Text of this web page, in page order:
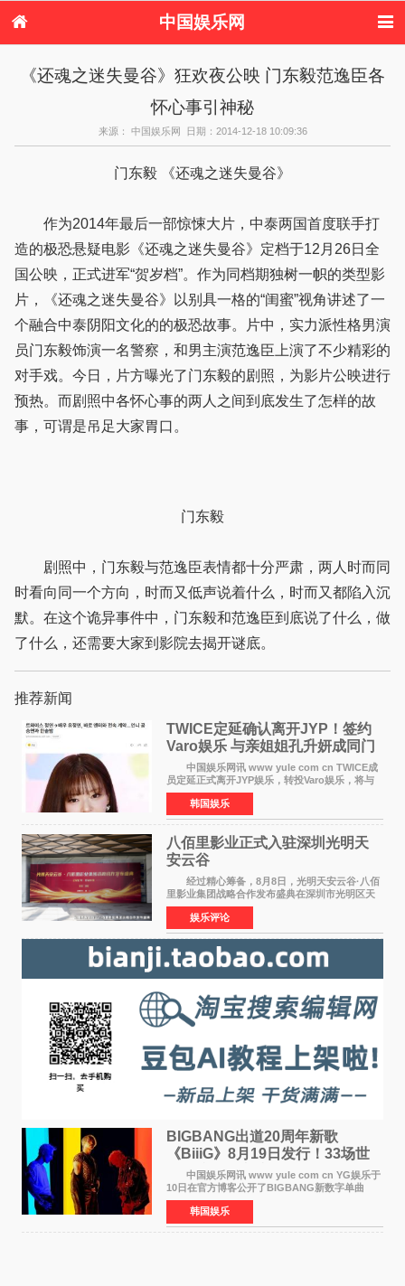
中国娱乐网
港台娱乐
日本娱乐 韩国娱乐
欧美娱乐
音乐新闻 影视新闻
港台明星八卦
日本韩国明星
欧美明星八卦
《还魂之迷失曼谷》狂欢夜公映 门东毅范逸臣各
怀心事引神秘
来源： 中国娱乐网 日期：2014-12-18 10:09:36
门东毅 《还魂之迷失曼谷》
作为2014年最后一部惊悚大片，中泰两国首度联手打
造的极恐悬疑电影《还魂之迷失曼谷》定档于12月26日全
国公映，正式进军“贺岁档”。作为同档期独树一帜的类型影
片，《还魂之迷失曼谷》以别具一格的“闺蜜”视角讲述了一
个融合中泰阴阳文化的的极恐故事。片中，实力派性格男演
员门东毅饰演一名警察，和男主演范逸臣上演了不少精彩的
对手戏。今日，片方曝光了门东毅的剧照，为影片公映进行
预热。而剧照中各怀心事的两人之间到底发生了怎样的故
事，可谓是吊足大家胃口。
门东毅
剧照中，门东毅与范逸臣表情都十分严肃，两人时而同
时看向同一个方向，时而又低声说着什么，时而又都陷入沉
默。在这个诡异事件中，门东毅和范逸臣到底说了什么，做
了什么，还需要大家到影院去揭开谜底。
推荐新闻
TWICE定延确认离开JYP！签约
Varo娱乐 与亲姐姐孔升妍成同门
中国娱乐网讯 www yule com cn TWICE成
员定延正式离开JYP娱乐，转投Varo娱乐，将与
亲姐姐孔升妍成为同门。 Varo娱乐于10日通
过官方SNS宣布："能与拥有多彩魅力和无限潜力
的俞定延结下珍贵
韩国娱乐
八佰里影业正式入驻深圳光明天
安云谷
经过精心筹备，8月8日，光明天安云谷·八佰
里影业集团战略合作发布盛典在深圳市光明区天
安云谷盛大举行，来自DataEye剧查查创始人
&CEO 深圳市微短剧产业协会会长汪祥斌先生、
光明区文化广电旅
娱乐评论
BIGBANG出道20周年新歌
《BiiiG》8月19日发行！33场世
界巡演同步启航
中国娱乐网讯 www yule com cn YG娱乐于
10日在官方博客公开了BIGBANG新数字单曲
《BiiiG》的海报，宣布新歌将于8月19日——组
合出道20周年纪念日正式发行。歌名取自意为"巨
大""宏大"的"BIG"
韩国娱乐